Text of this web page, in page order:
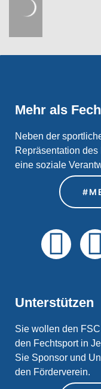
Mehr als
Neben der
Repräsentation
eine soziale
Unterstützen
Sie wollen den
den Fechtsport in
Sie Sponsor und
den Förderverein.